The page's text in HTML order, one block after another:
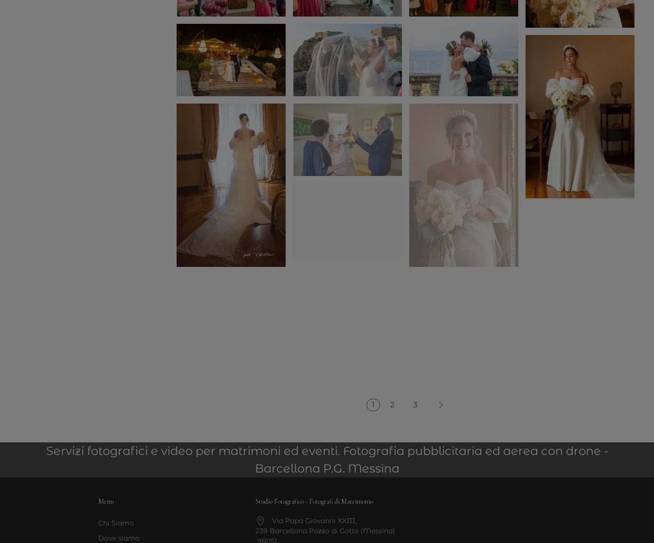
1 2 3
Servizi fotografici e video per matrimoni ed eventi. Fotografia pubblicitaria ed aerea con drone -
Barcellona P.G. Messina
Menu
Chi Siamo
Dove siamo
Studio Fotografico - Fotografi di Matrimonio
Via Papa Giovanni XXIII,
239 Barcellona Pozzo di Gotto (Messina)
98051